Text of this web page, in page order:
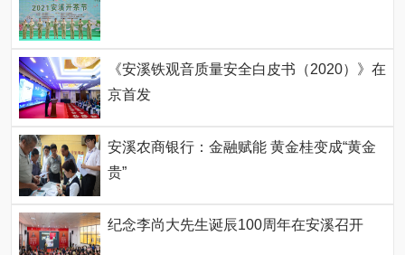
《安溪铁观音质量安全白皮书（2020）》在
京首发
安溪农商银行：金融赋能 黄金桂变成“黄金
贵”
纪念李尚大先生诞辰100周年在安溪召开